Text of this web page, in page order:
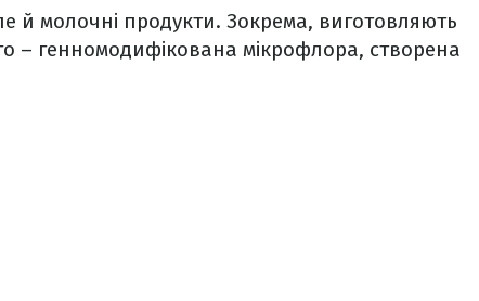
й молочні продукти. Зокрема, виготовляють
– генномодифікована мікрофлора, створена